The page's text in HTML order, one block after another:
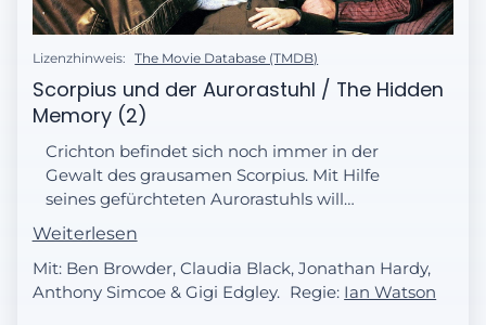
Lizenzhinweis: The Movie Database (TMDB)
Scorpius und der Aurorastuhl / The Hidden
Memory (2)
Crichton befindet sich noch immer in der
Gewalt des grausamen Scorpius. Mit Hilfe
seines gefürchteten Aurorastuhls will
Scorpius Crichtons Wissen über
Wurmlöcher erforschen. Aeryn, D Argo und
Zhaan fliegen zur Gammak-Basis, um ihren
Freund zu befreien. Crichton macht
Weiterlesen
Mit: Ben Browder, Claudia Black, Jonathan Hardy,
Anthony Simcoe & Gigi Edgley. Regie: Ian Watson